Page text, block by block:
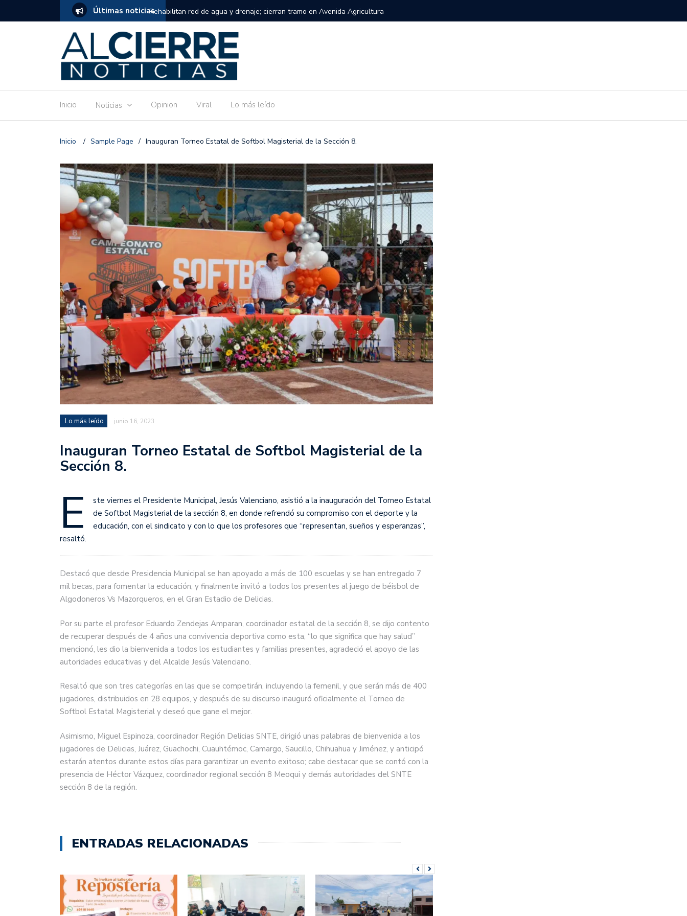
Últimas noticias
tramo en Avenida Agricultura
Invitan en Meoqui a mujeres embarazadas y madres de bebés a participar en taller
gratuito de repostería en Lázaro Cárdenas.
respuesta en Lázaro Cárdenas.
Inicio Noticias Opinion Viral Lo más leído
Inicio / Sample Page / Inauguran Torneo Estatal de Softbol Magisterial de la Sección 8.
Lo más leído junio 16, 2023
Inauguran Torneo Estatal de Softbol Magisterial de la
Sección 8.
E
ste viernes el Presidente Municipal, Jesús Valenciano, asistió a la inauguración del Torneo Estatal
de Softbol Magisterial de la sección 8, en donde refrendó su compromiso con el deporte y la
educación, con el sindicato y con lo que los profesores que “representan, sueños y esperanzas”,
resaltó.
Destacó que desde Presidencia Municipal se han apoyado a más de 100 escuelas y se han entregado 7
mil becas, para fomentar la educación, y finalmente invitó a todos los presentes al juego de béisbol de
Algodoneros Vs Mazorqueros, en el Gran Estadio de Delicias.
Por su parte el profesor Eduardo Zendejas Amparan, coordinador estatal de la sección 8, se dijo contento
de recuperar después de 4 años una convivencia deportiva como esta, “lo que significa que hay salud”
mencionó, les dio la bienvenida a todos los estudiantes y familias presentes, agradeció el apoyo de las
autoridades educativas y del Alcalde Jesús Valenciano.
Resaltó que son tres categorías en las que se competirán, incluyendo la femenil, y que serán más de 400
jugadores, distribuidos en 28 equipos, y después de su discurso inauguró oficialmente el Torneo de
Softbol Estatal Magisterial y deseó que gane el mejor.
Asimismo, Miguel Espinoza, coordinador Región Delicias SNTE, dirigió unas palabras de bienvenida a los
jugadores de Delicias, Juárez, Guachochi, Cuauhtémoc, Camargo, Saucillo, Chihuahua y Jiménez, y anticipó
estarán atentos durante estos días para garantizar un evento exitoso; cabe destacar que se contó con la
presencia de Héctor Vázquez, coordinador regional sección 8 Meoqui y demás autoridades del SNTE
sección 8 de la región.
ENTRADAS RELACIONADAS